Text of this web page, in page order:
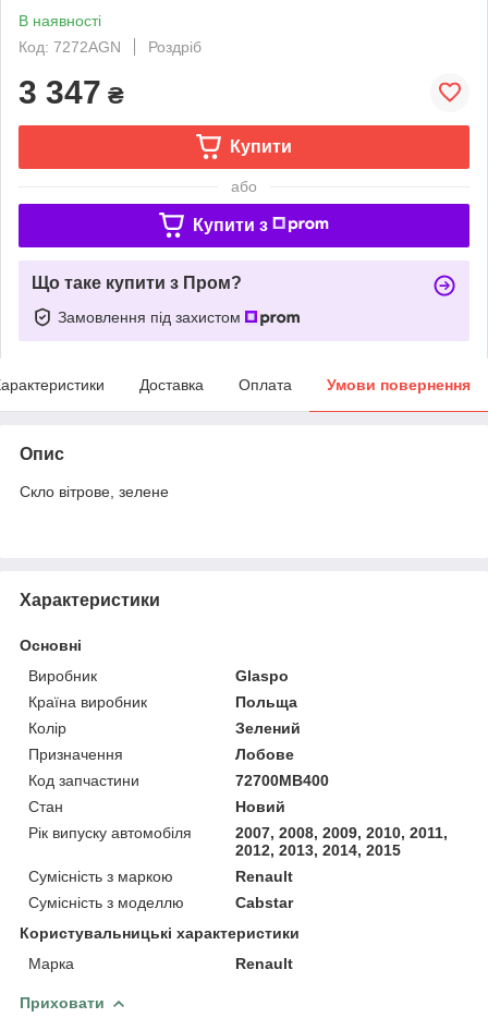
В наявності
Код: 7272AGN
Роздріб
3 347 ₴
Купити
або
Купити з
Що таке купити з Пром?
Замовлення під захистом
Доставка Оплата Умови повернення
Опис
Скло вітрове, зелене
Характеристики
Основні
Виробник
Glaspo
Країна виробник
Польща
Колір
Зелений
Призначення
Лобове
Код запчастини
72700MB400
Стан
Новий
Рік випуску автомобіля
2007, 2008, 2009, 2010, 2011,
2012, 2013, 2014, 2015
Сумісність з маркою
Renault
Сумісність з моделлю
Cabstar
Користувальницькі характеристики
Марка
Renault
Приховати